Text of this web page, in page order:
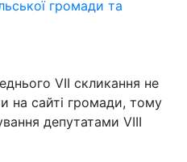
громади та
VII скликання не
на сайті громади, тому
депутатами VIII